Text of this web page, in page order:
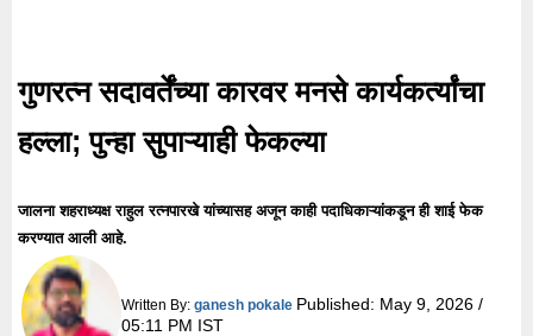
गुणरत्न सदावर्तेंच्या कारवर मनसे कार्यकर्त्यांचा
हल्ला; पुन्हा सुपाऱ्याही फेकल्या
जालना शहराध्यक्ष राहुल रत्नपारखे यांच्यासह अजून काही पदाधिकाऱ्यांकडून ही शाई फेक
करण्यात आली आहे.
Written By:ganesh pokale Published: May 9, 2026 /
05:11 PM IST